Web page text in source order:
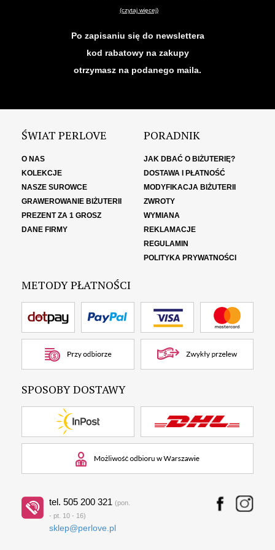
(czytaj więcej)
Po zapisaniu się do newslettera
kod rabatowy na zakupy
otrzymasz na podanego maila.
ŚWIAT PERLOVE
O NAS
KOLEKCJE
NASZE SUROWCE
GRAWEROWANIE BIŻUTERII
PREZENT ZA 1 GROSZ
DANE FIRMY
PORADNIK
JAK DBAĆ O BIŻUTERIĘ?
DOSTAWA I PŁATNOŚĆ
MODYFIKACJA BIŻUTERII
ZWROTY
WYMIANA
REKLAMACJE
REGULAMIN
POLITYKA PRYWATNOŚCI
METODY PŁATNOŚCI
SPOSOBY DOSTAWY
tel. 505 200 321 (pon.
- pt. 10 - 16)
sklep@perlove.pl